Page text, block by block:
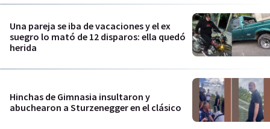
Una pareja se iba de vacaciones y el ex
suegro lo mató de 12 disparos: ella quedó
herida
Hinchas de Gimnasia insultaron y
abuchearon a Sturzenegger en el clásico